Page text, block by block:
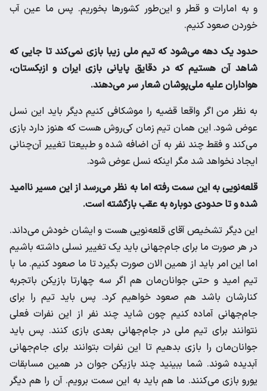
و به امارات و قطر و این‌طور کشورها بخوریم. پس ما عین آب
خوردن صعود کنیم.
حدود یک دهه می‌شود که تیم ملی زیبا بازی نمی‌کند تا جایی که
شاهد آن هستیم که در دقایق پایانی بازی ایران و ازبکستان،
هواداران علیه ملی‌پوشان شعار سر می‌دهند.
به نظر من اگر واقعا قضیه را موشکافی کنیم دیگر باید این نسل
عوض شود. این همان تیم زمان کی‌روش هست که هنوز دارد بازی
می‌کند و فقط چند نفر به آن اضافه شده و طبیعتا تغییر آن‌چنانی
ایجاد نخواهد شد مگر اینکه نسل عوض شود.
قلعه‌نویی به این سمت رفته اما به نظر می‌رسد از این مسیر ناامید
شده و تا حدودی دوباره به عقب بازگشته است.
این دیگر تشخیص آقای قلعه‌نویی هست و ایشان خودش می‌داند.
در هر صورت ما برای جام‌جهانی باید یک تغییر نسلی داشته باشیم
اما این امر باید از همین الان صورت بگیرد تا ما صعود کنیم. ما با
تیم امید و حتی جوانان‌مان هم اگر سه چهارتا بازیکن باتجربه
کنارشان باشد هم صعود خواهیم کرد. پس باید تیم را برای
جام‌جهانی آماده کنیم چون شاید چند نفر از این نفرات فعلی
نتوانند برای تیم ملی در جام‌جهانی بعدی بازی کنند. پس باید
جوانان‌مان را بازی بدهیم تا این نفرات بتوانند برای جام‌جهانی
آبدیده شوند. شما ببینید چند بازیکن جوان در همین مسابقات
یورو بازی می‌کنند. ما هم باید به این سمت برویم. آن را هم دیگر